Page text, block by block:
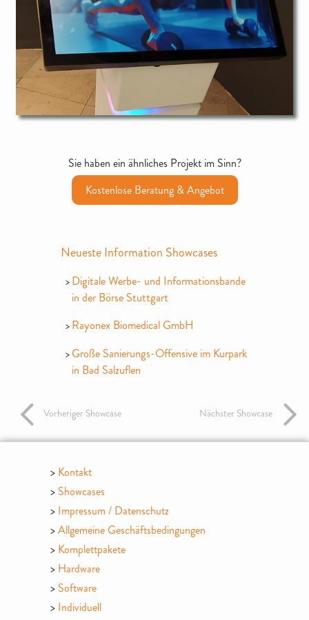
Sie haben ein ähnliches Projekt im Sinn?
Kostenlose Beratung & Angebot
Neueste Information Showcases
Digitale Werbe- und Informationsbande
in der Börse Stuttgart
Rayonex Biomedical GmbH
Große Sanierungs-Offensive im Kurpark
in Bad Salzuflen
Vorheriger Showcase Nächster Showcase
Kontakt
Showcases
Impressum / Datenschutz
Allgemeine Geschäftsbedingungen
Komplettpakete
Hardware
Software
Individuell